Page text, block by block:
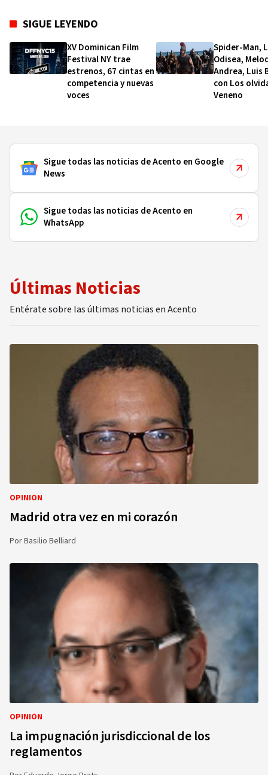
SIGUE LEYENDO
XV Dominican Film
Festival NY trae
estrenos, 67 cintas en
competencia y nuevas
voces
Spider-Man,
Odisea,
Andrea, Luis
con Los
Veneno
Sigue todas las noticias de Acento en Google
News
Sigue todas las noticias de Acento en
WhatsApp